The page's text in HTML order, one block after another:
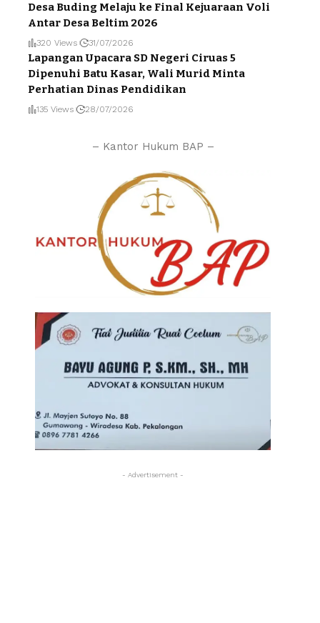
Desa Buding Melaju ke Final Kejuaraan Voli
Antar Desa Beltim 2026
320 Views 31/07/2026
Lapangan Upacara SD Negeri Ciruas 5
Dipenuhi Batu Kasar, Wali Murid Minta
Perhatian Dinas Pendidikan
135 Views 28/07/2026
– Kantor Hukum BAP –
- Advertisement -